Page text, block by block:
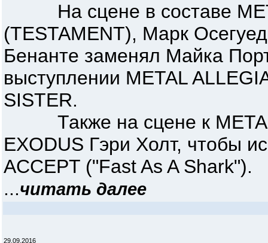
На сцене в составе
(TESTAMENT), Марк
Бенанте заменял Майка
выступлении METAL
SISTER.
Также на сцене к METAL
EXODUS Гэри Холт, чтобы
ACCEPT ("Fast As A Shark").
...читать далее
29.09.2016